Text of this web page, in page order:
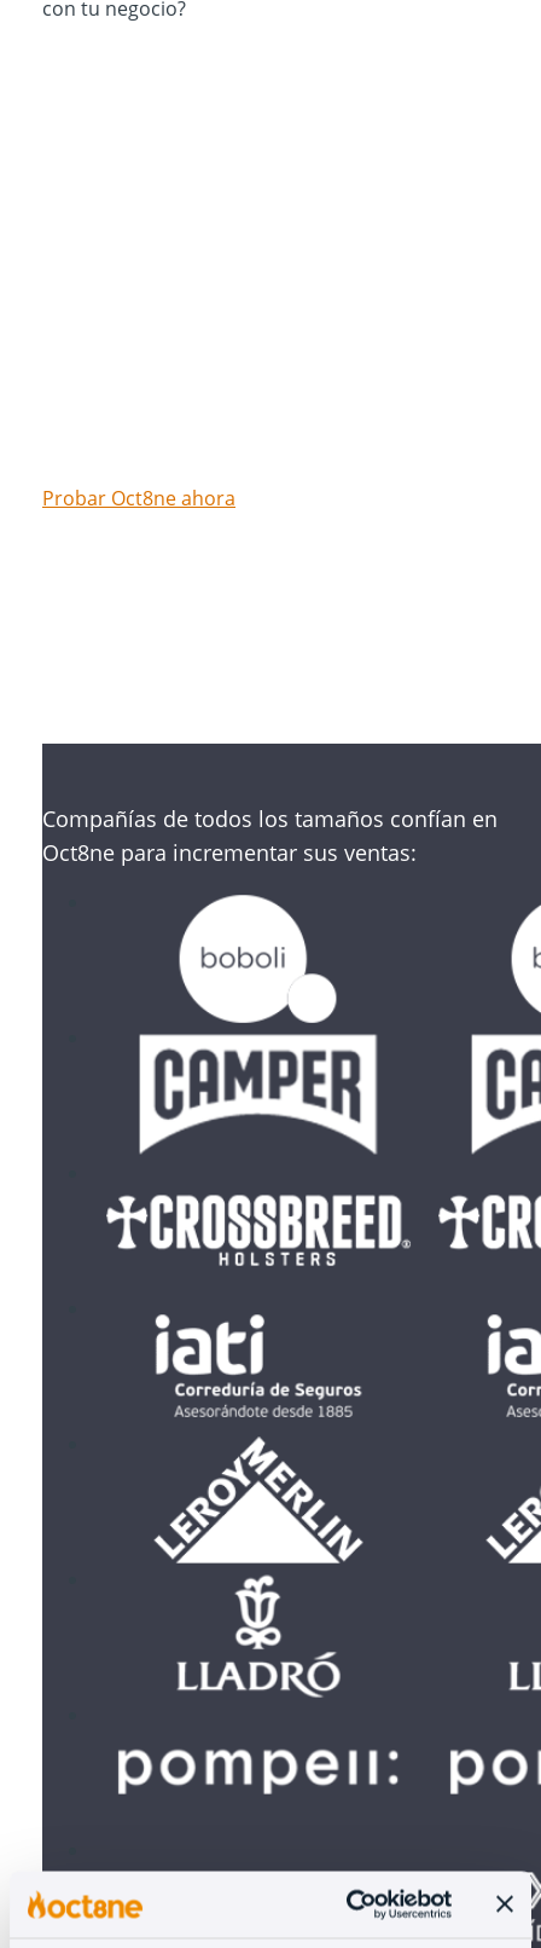
con tu negocio?
Probar Oct8ne ahora
Compañías de todos los tamaños confían en
Oct8ne para incrementar sus ventas: